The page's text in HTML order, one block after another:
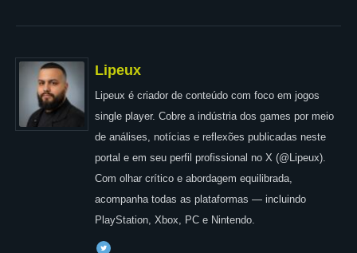
Lipeux
Lipeux é criador de conteúdo com foco em jogos
single player. Cobre a indústria dos games por meio
de análises, notícias e reflexões publicadas neste
portal e em seu perfil profissional no X (@Lipeux).
Com olhar crítico e abordagem equilibrada,
acompanha todas as plataformas — incluindo
PlayStation, Xbox, PC e Nintendo.